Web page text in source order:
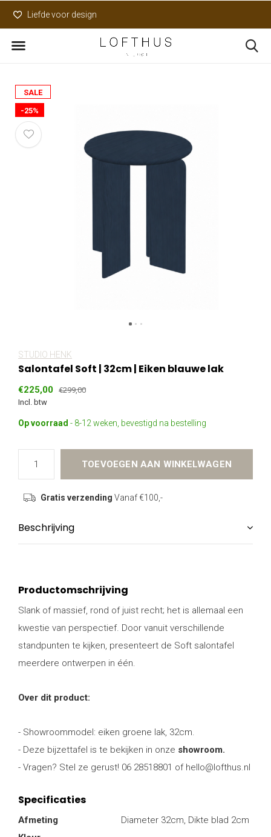
Liefde voor design
SALE
-25%
STUDIO HENK
Salontafel Soft | 32cm | Eiken blauwe lak
€225,00 €299,00
Incl. btw
Op voorraad - 8-12 weken, bevestigd na bestelling
TOEVOEGEN AAN WINKELWAGEN
Gratis verzending Vanaf €100,-
Beschrijving
Productomschrijving
Slank of massief, rond of juist recht; het is allemaal een
kwestie van perspectief. Door vanuit verschillende
standpunten te kijken, presenteert de Soft salontafel
meerdere ontwerpen in één.
Over dit product:
- Showroommodel: eiken groene lak, 32cm.
- Deze bijzettafel is te bekijken in onze showroom.
- Vragen? Stel ze gerust! 06 28518801 of hello@lofthus.nl
Specificaties
Afmeting
Diameter 32cm, Dikte blad 2cm